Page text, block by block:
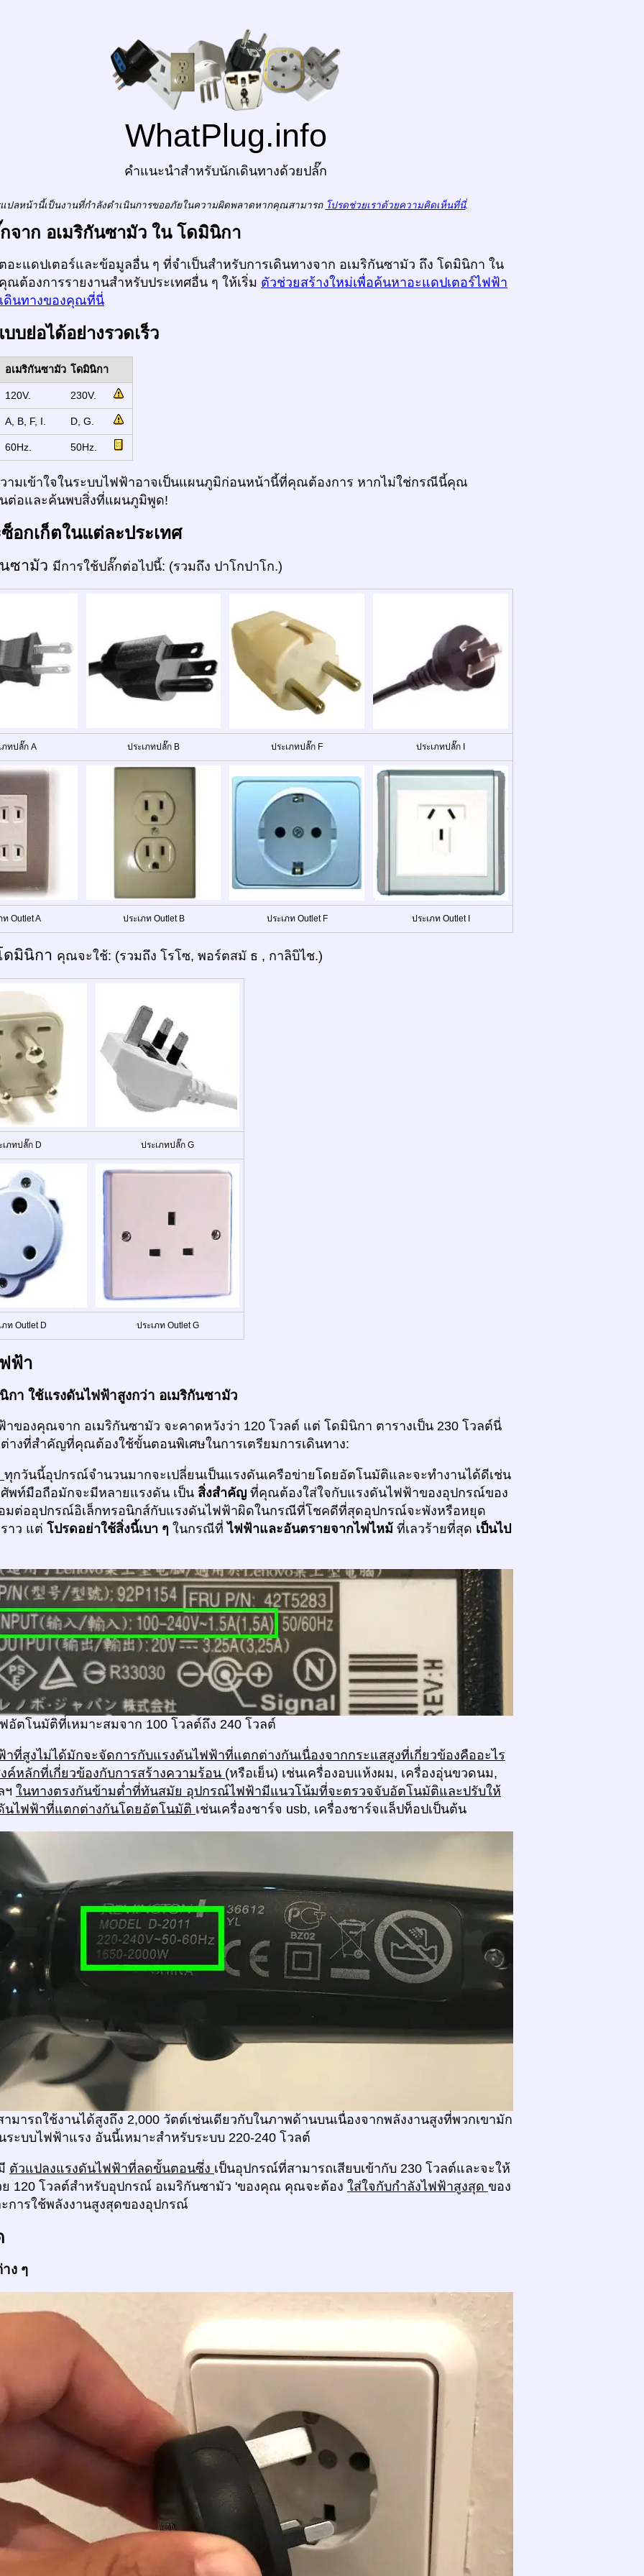
WhatPlug.info
คำแนะนำสำหรับนักเดินทางด้วยปลั๊ก
ปลหน้านี้เป็นงานที่กำลังดำเนินการขออภัยในความผิดพลาดหากคุณสามารถ โปรดช่วยเราด้วยความคิดเห็นที่นี่.
จาก อเมริกันซามัว ใน โดมินิกา
อะแดปเตอร์และข้อมูลอื่น ๆ ที่จำเป็นสำหรับการเดินทางจาก อเมริกันซามัว ถึง โดมินิกา ใน
ต้องการรายงานสำหรับประเทศอื่น ๆ ให้เริ่ม ตัวช่วยสร้างใหม่เพื่อค้นหาอะแดปเตอร์ไฟฟ้า
ดินทางของคุณที่นี่
บย่อได้อย่างรวดเร็ว
อเมริกันซามัว โดมินิกา
120V. 230V.
A, B, F, I. D, G.
60Hz. 50Hz.
มเข้าใจในระบบไฟฟ้าอาจเป็นแผนภูมิก่อนหน้านี้ที่คุณต้องการ หากไม่ใช่กรณีนี้คุณ
ต่อและค้นพบสิ่งที่แผนภูมิพูด!
อกเก็ตในแต่ละประเทศ
ซามัว มีการใช้ปลั๊กต่อไปนี้: (รวมถึง ปาโกปาโก.)
ภทปลั๊ก A ประเภทปลั๊ก B ประเภทปลั๊ก F ประเภทปลั๊ก I
ท Outlet A ประเภท Outlet B ประเภท Outlet F ประเภท Outlet I
ดมินิกา คุณจะใช้: (รวมถึง โรโซ, พอร์ตสมั ธ , กาลิบิไช.)
เภทปลั๊ก D ประเภทปลั๊ก G
ภท Outlet D ประเภท Outlet G
ฟ้า
กา ใช้แรงดันไฟฟ้าสูงกว่า อเมริกันซามัว
ของคุณจาก อเมริกันซามัว จะคาดหวังว่า 120 โวลต์ แต่ โดมินิกา ตารางเป็น 230 โวลต์นี่
างที่สำคัญที่คุณต้องใช้ขั้นตอนพิเศษในการเตรียมการเดินทาง:
ทุกวันนี้อุปกรณ์จำนวนมากจะเปลี่ยนเป็นแรงดันเครือข่ายโดยอัตโนมัติและจะทำงานได้ดีเช่น
พท์มือถือมักจะมีหลายแรงดัน เป็น สิ่งสำคัญ ที่คุณต้องใส่ใจกับแรงดันไฟฟ้าของอุปกรณ์ของ
มต่ออุปกรณ์อิเล็กทรอนิกส์กับแรงดันไฟฟ้าผิดในกรณีที่โชคดีที่สุดอุปกรณ์จะพังหรือหยุด
าว แต่ โปรดอย่าใช้สิ่งนี้เบา ๆ ในกรณีที่ ไฟฟ้าและอันตรายจากไฟไหม้ ที่เลวร้ายที่สุด เป็นไป
อัตโนมัติที่เหมาะสมจาก 100 โวลต์ถึง 240 โวลต์
ที่สูงไม่ได้มักจะจัดการกับแรงดันไฟฟ้าที่แตกต่างกันเนื่องจากกระแสสูงที่เกี่ยวข้องคืออะไร
ค์หลักที่เกี่ยวข้องกับการสร้างความร้อน (หรือเย็น) เช่นเครื่องอบแห้งผม, เครื่องอุ่นขวดนม,
ฯ ในทางตรงกันข้ามต่ำที่ทันสมัย อุปกรณ์ไฟฟ้ามีแนวโน้มที่จะตรวจจับอัตโนมัติและปรับให้
นไฟฟ้าที่แตกต่างกันโดยอัตโนมัติ เช่นเครื่องชาร์จ usb, เครื่องชาร์จแล็ปท็อปเป็นต้น
ามารถใช้งานได้สูงถึง 2,000 วัตต์เช่นเดียวกับในภาพด้านบนเนื่องจากพลังงานสูงที่พวกเขามัก
ระบบไฟฟ้าแรง อันนี้เหมาะสำหรับระบบ 220-240 โวลต์
ตัวแปลงแรงดันไฟฟ้าที่ลดขั้นตอนซึ่ง เป็นอุปกรณ์ที่สามารถเสียบเข้ากับ 230 โวลต์และจะให้
ย 120 โวลต์สำหรับอุปกรณ์ อเมริกันซามัว 'ของคุณ คุณจะต้อง ใส่ใจกับกำลังไฟฟ้าสูงสุด ของ
การใช้พลังงานสูงสุดของอุปกรณ์
ง ๆ